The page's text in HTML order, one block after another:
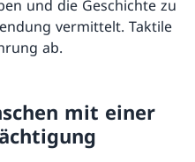
und die Geschichte zu
vermittelt. Taktile
ab.
mit einer